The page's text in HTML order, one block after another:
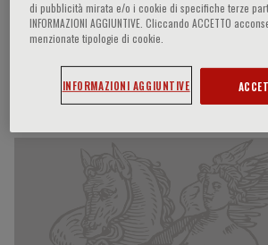
Donna Mancini
Partecipazioni del
di pubblicità mirata e/o i cookie di specifiche terze
INFORMAZIONI AGGIUNTIVE. Cliccando ACCETTO
menzionate tipologie di cookie.
INFORMAZIONI AGGIUNTIVE